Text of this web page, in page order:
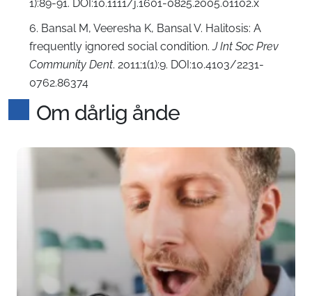
1):89-91. DOI:10.1111/j.1601-0825.2005.01102.x
6. Bansal M, Veeresha K, Bansal V. Halitosis: A
frequently ignored social condition.J Int Soc Prev
Community Dent. 2011;1(1):9. DOI:10.4103/2231-
0762.86374
Om dårlig ånde